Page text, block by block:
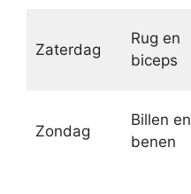
Zaterdag
Rug en
biceps
Zondag
Billen en
benen